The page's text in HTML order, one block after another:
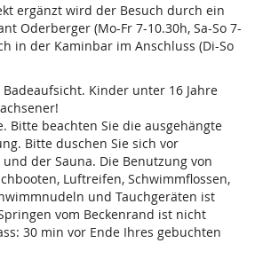
ergänzt wird der Besuch durch ein
Oderberger (Mo-Fr 7-10.30h, Sa-So 7-
in der Kaminbar im Anschluss (Di-So
Kinder unter 16 Jahre
Bitte beachten Sie die ausgehängte
Bitte duschen Sie sich vor
der Sauna. Die Benutzung von
Luftreifen, Schwimmflossen,
und Tauchgeräten ist
vom Beckenrand ist nicht
30 min vor Ende Ihres gebuchten